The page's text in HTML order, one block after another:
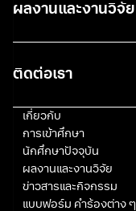
ผลงานและงานวิจัย
ติดต่อเรา
เกี่ยวกับ
การเข้าศึกษา
นักศึกษาปัจจุบัน
ผลงานและงานวิจัย
ข่าวสารและกิจกรรม
แบบฟอร์ม คำร้องต่าง ๆ